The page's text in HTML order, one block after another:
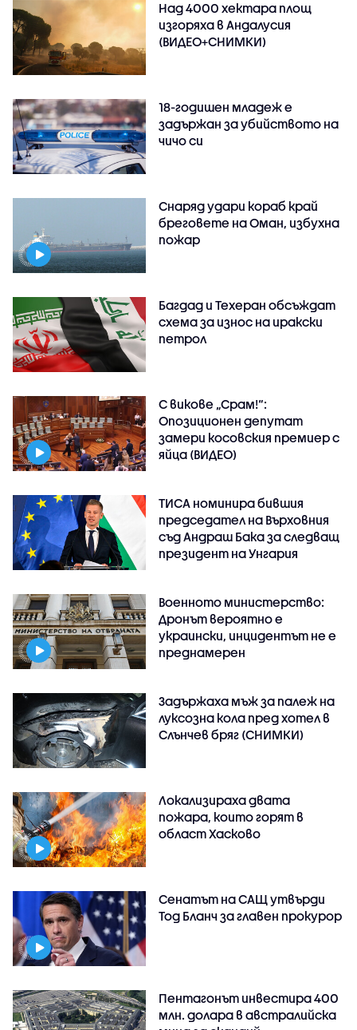
Над 4000 хектара площ
изгоряха в Андалусия
(ВИДЕО+СНИМКИ)
18-годишен младеж е
задържан за убийството на
чичо си
Снаряд удари кораб край
бреговете на Оман, избухна
пожар
Багдад и Техеран обсъждат
схема за износ на иракски
петрол
С викове „Срам!“:
Опозиционен депутат
замери косовския премиер с
яйца (ВИДЕО)
ТИСА номинира бившия
председател на Върховния
съд Андраш Бака за следващ
президент на Унгария
Военното министерство:
Дронът вероятно е
украински, инцидентът не е
преднамерен
Задържаха мъж за палеж на
луксозна кола пред хотел в
Слънчев бряг (СНИМКИ)
Локализираха двата
пожара, които горят в
област Хасково
Сенатът на САЩ утвърди
Тод Бланч за главен прокурор
Пентагонът инвестира 400
млн. долара в австралийска